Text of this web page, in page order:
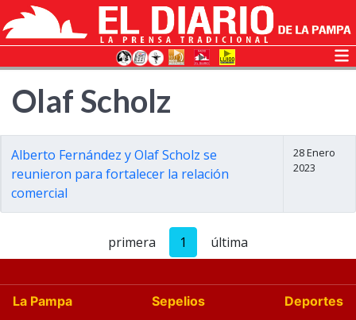
Olaf Scholz
Alberto Fernández y Olaf Scholz se
reunieron para fortalecer la relación
comercial
28 Enero
2023
primera 1 última
La Pampa Sepelios
Deportes